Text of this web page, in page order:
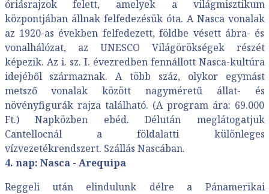
óriásrajzok felett, amelyek a világmisztikum
központjában állnak felfedezésük óta. A Nasca vonalak
az 1920-as években felfedezett, földbe vésett ábra- és
vonalhálózat, az UNESCO Világörökségek részét
képezik. Az i. sz. I. évezredben fennállott Nasca-kultúra
idejéből származnak. A több száz, olykor egymást
metsző vonalak között nagyméretű állat- és
növényfigurák rajza található. (A program ára: 69.000
Ft.) Napközben ebéd. Délután meglátogatjuk
Cantellocnál a földalatti különleges
vízvezetékrendszert. Szállás Nascában.
4. nap: Nasca - Arequipa
Reggeli után elindulunk délre a Pánamerikai